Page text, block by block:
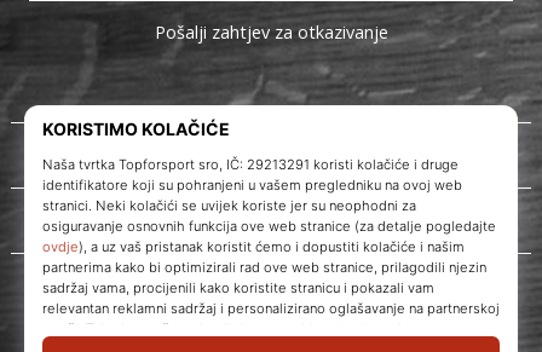
O nama
Korisnička podrška
Pošalji zahtjev za otkazivanje